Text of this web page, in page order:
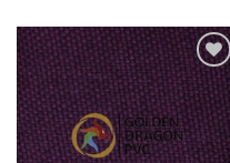
Add to
Wishlist